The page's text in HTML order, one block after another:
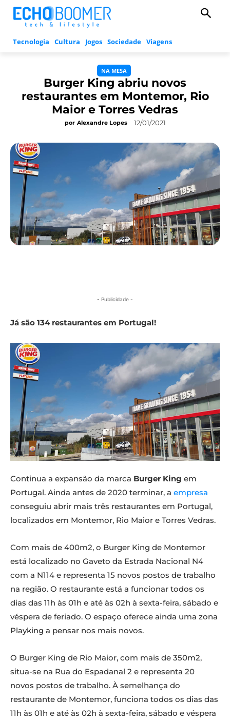
Tecnologia Cultura Jogos Sociedade Viagens
NA MESA
Burger King abriu novos
restaurantes em Montemor, Rio
Maior e Torres Vedras
por Alexandre Lopes 12/01/2021
- Publicidade -
Já são 134 restaurantes em Portugal!
Continua a expansão da marca Burger King em
Portugal. Ainda antes de 2020 terminar, a empresa
conseguiu abrir mais três restaurantes em Portugal,
localizados em Montemor, Rio Maior e Torres Vedras.
Com mais de 400m2, o Burger King de Montemor
está localizado no Gaveto da Estrada Nacional N4
com a N114 e representa 15 novos postos de trabalho
na região. O restaurante está a funcionar todos os
dias das 11h às 01h e até às 02h à sexta-feira, sábado e
véspera de feriado. O espaço oferece ainda uma zona
Playking a pensar nos mais novos.
O Burger King de Rio Maior, com mais de 350m2,
situa-se na Rua do Espadanal 2 e representa 20
novos postos de trabalho. À semelhança do
restaurante de Montemor, funciona todos os dias das
11h às 01h e até às 02h à sexta-feira, sábado e véspera